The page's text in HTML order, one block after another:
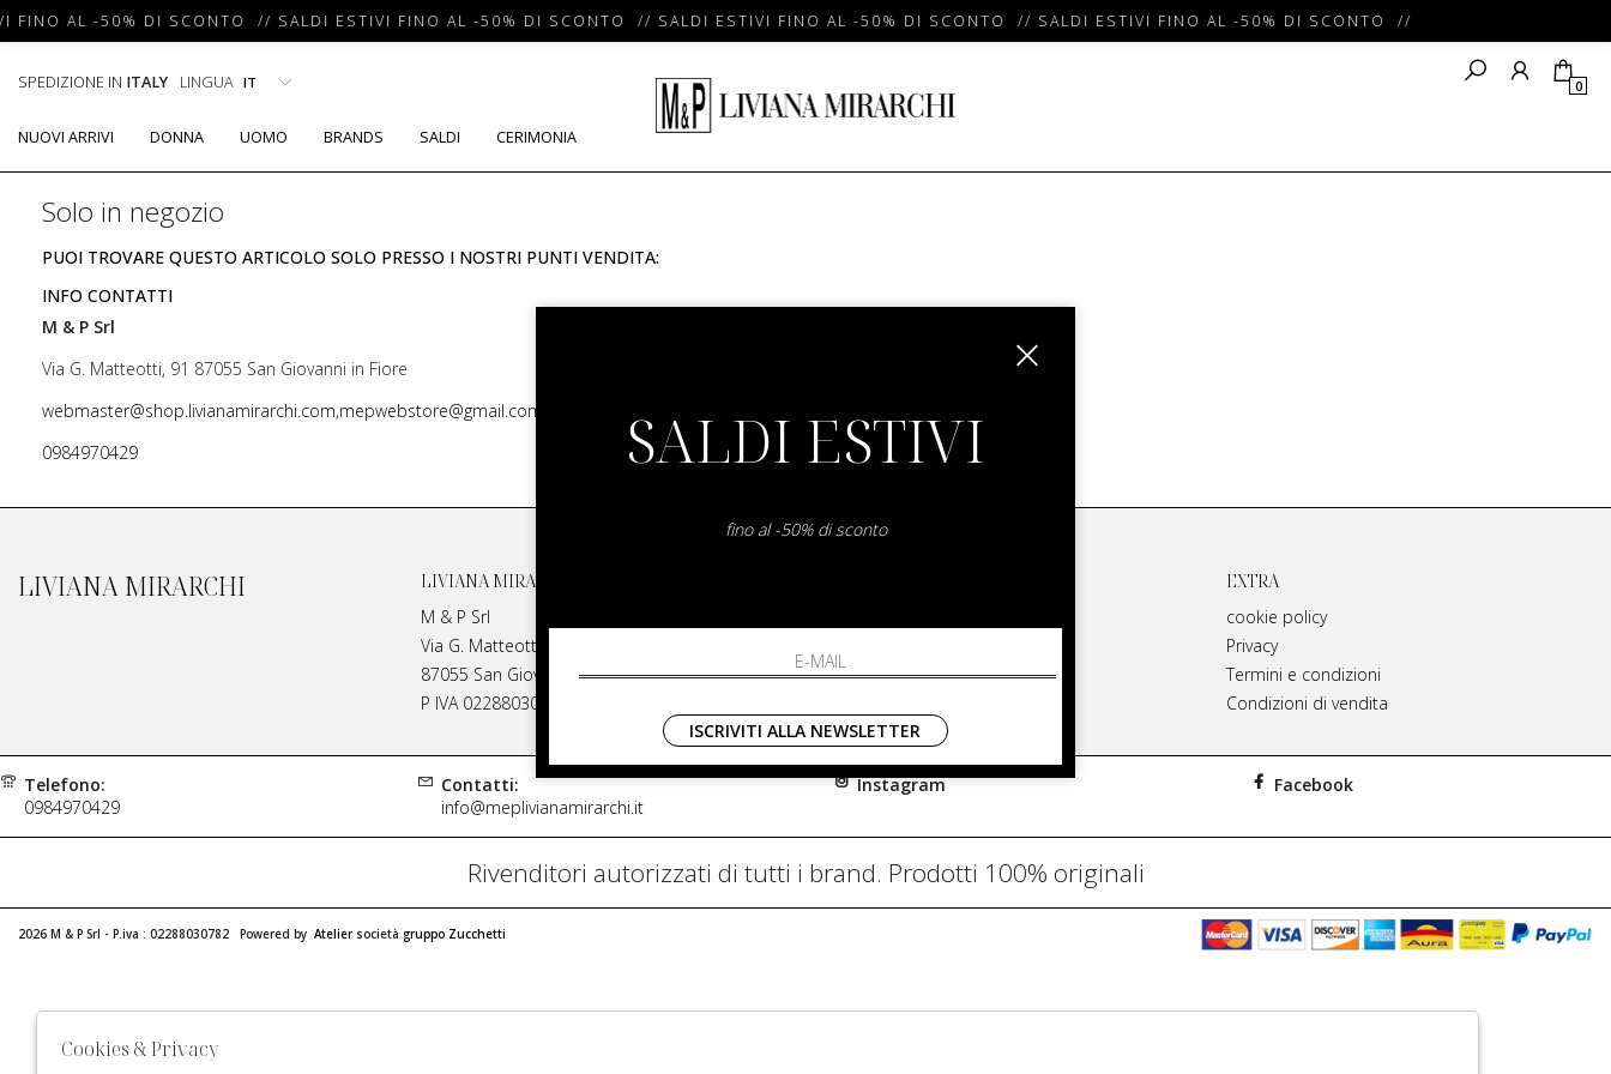
FINO AL -50% DI SCONTO // SALDI ESTIVI FINO AL -50% DI SCONTO // SALDI ESTIVI FINO AL -50% DI SCONTO // SALDI ESTIVI FINO AL -50% DI SCONTO //
SPEDIZIONE IN ITALY LINGUA 0
NUOVI ARRIVI DONNA UOMO BRANDS SALDI CERIMONIA
Solo in negozio
PUOI TROVARE QUESTO ARTICOLO SOLO PRESSO I NOSTRI PUNTI VENDITA:
INFO CONTATTI
M & P Srl
Via G. Matteotti, 91 87055 San Giovanni in Fiore
webmaster@shop.livianamirarchi.com,mepwebstore@gmail.com
0984970429
LIVIANA MIRARCHI
LIVIANA MIRARCHI
M & P Srl
Via G. Matteotti, 91
87055 San Giovanni in Fiore Italia
P IVA 02288030782
Contatti
Spedizione
EXTRA
cookie policy
Privacy
Termini e condizioni
Condizioni di vendita
Telefono:
0984970429
Contatti:
info@meplivianamirarchi.it
Instagram Facebook
Rivenditori autorizzati di tutti i brand. Prodotti 100% originali
2026 M & P Srl - P.iva : 02288030782 Powered by Atelier società gruppo Zucchetti
SALDI ESTIVI
fino al -50% di sconto
ISCRIVITI ALLA NEWSLETTER
Cookies & Privacy